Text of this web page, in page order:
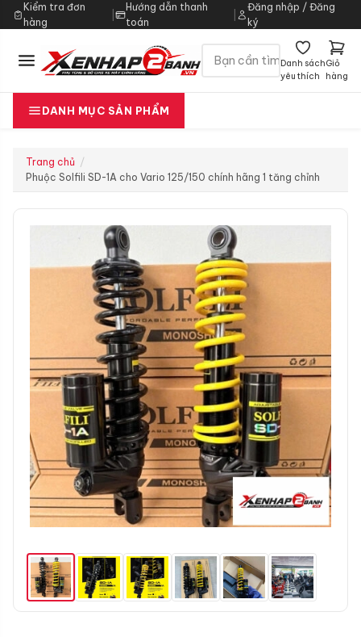
Kiểm tra đơn
hàng
|
Hướng dẫn thanh
toán
Đăng nhập / Đăng
ký
Danh sách
yêu thích
Giỏ
hàng
DANH MỤC SẢN PHẨM
Trang chủ
Phuộc Solfili SD-1A cho Vario 125/150 chính hãng 1 tăng chỉnh